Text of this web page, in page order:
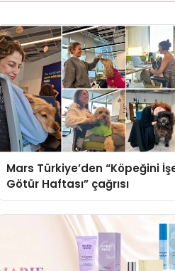
Mars Türkiye’den “Köpeğini
Götür Haftası” çağrısı